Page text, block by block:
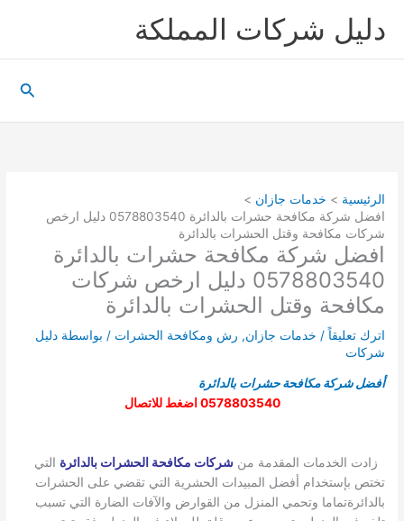
دليل شركات المملكة
الرئيسية
خدمات جازان
افضل شركة مكافحة حشرات بالدائرة 0578803540 دليل ارخص
شركات مكافحة وقتل الحشرات بالدائرة
افضل شركة مكافحة حشرات بالدائرة
0578803540 دليل ارخص شركات
مكافحة وقتل الحشرات بالدائرة
اترك تعليقاً / خدمات جازان, رش ومكافحة الحشرات / بواسطة دليل
شركات
أفضل شركة مكافحة حشرات بالدائرة
0578803540 اضغط للاتصال
زادت الخدمات المقدمة منشركات مكافحة الحشرات بالدائرة التي
تختص بإستخدام أفضل المبيدات الحشرية التي تقضي على الحشرات
بالدائرةتماما وتحمي المنزل من القوارض والآفات الضارة التي تسبب